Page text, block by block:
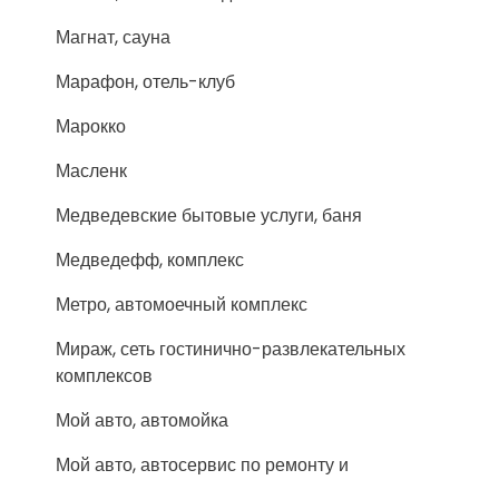
Магнат, сауна
Марафон, отель-клуб
Марокко
Масленк
Медведевские бытовые услуги, баня
Медведефф, комплекс
Метро, автомоечный комплекс
Мираж, сеть гостинично-развлекательных
комплексов
Мой авто, автомойка
Мой авто, автосервис по ремонту и